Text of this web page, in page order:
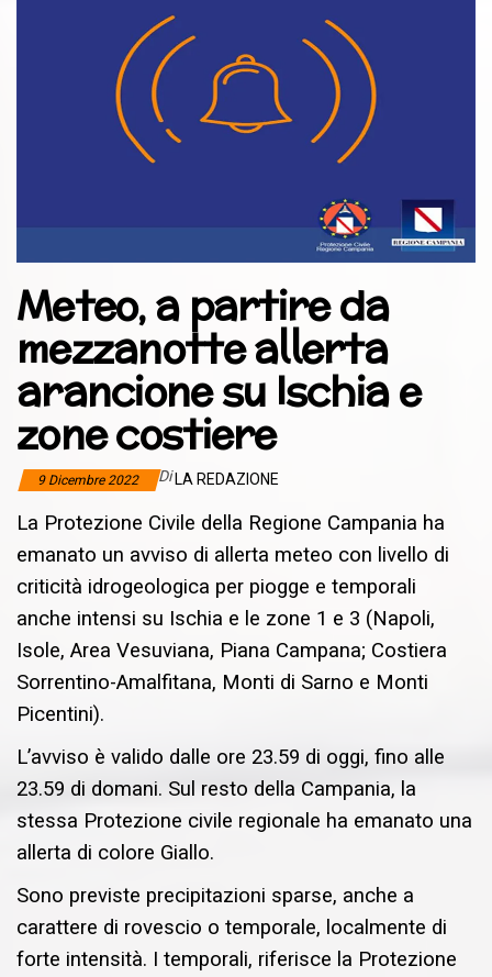
Meteo, a partire da
mezzanotte allerta
arancione su Ischia e
zone costiere
9 Dicembre 2022 DiLA REDAZIONE
La Protezione Civile della Regione Campania ha
emanato un avviso di allerta meteo con livello di
criticità idrogeologica per piogge e temporali
anche intensi su Ischia e le zone 1 e 3 (Napoli,
Isole, Area Vesuviana, Piana Campana; Costiera
Sorrentino-Amalfitana, Monti di Sarno e Monti
Picentini).
L’avviso è valido dalle ore 23.59 di oggi, fino alle
23.59 di domani. Sul resto della Campania, la
stessa Protezione civile regionale ha emanato una
allerta di colore Giallo.
Sono previste precipitazioni sparse, anche a
carattere di rovescio o temporale, localmente di
forte intensità. I temporali, riferisce la Protezione